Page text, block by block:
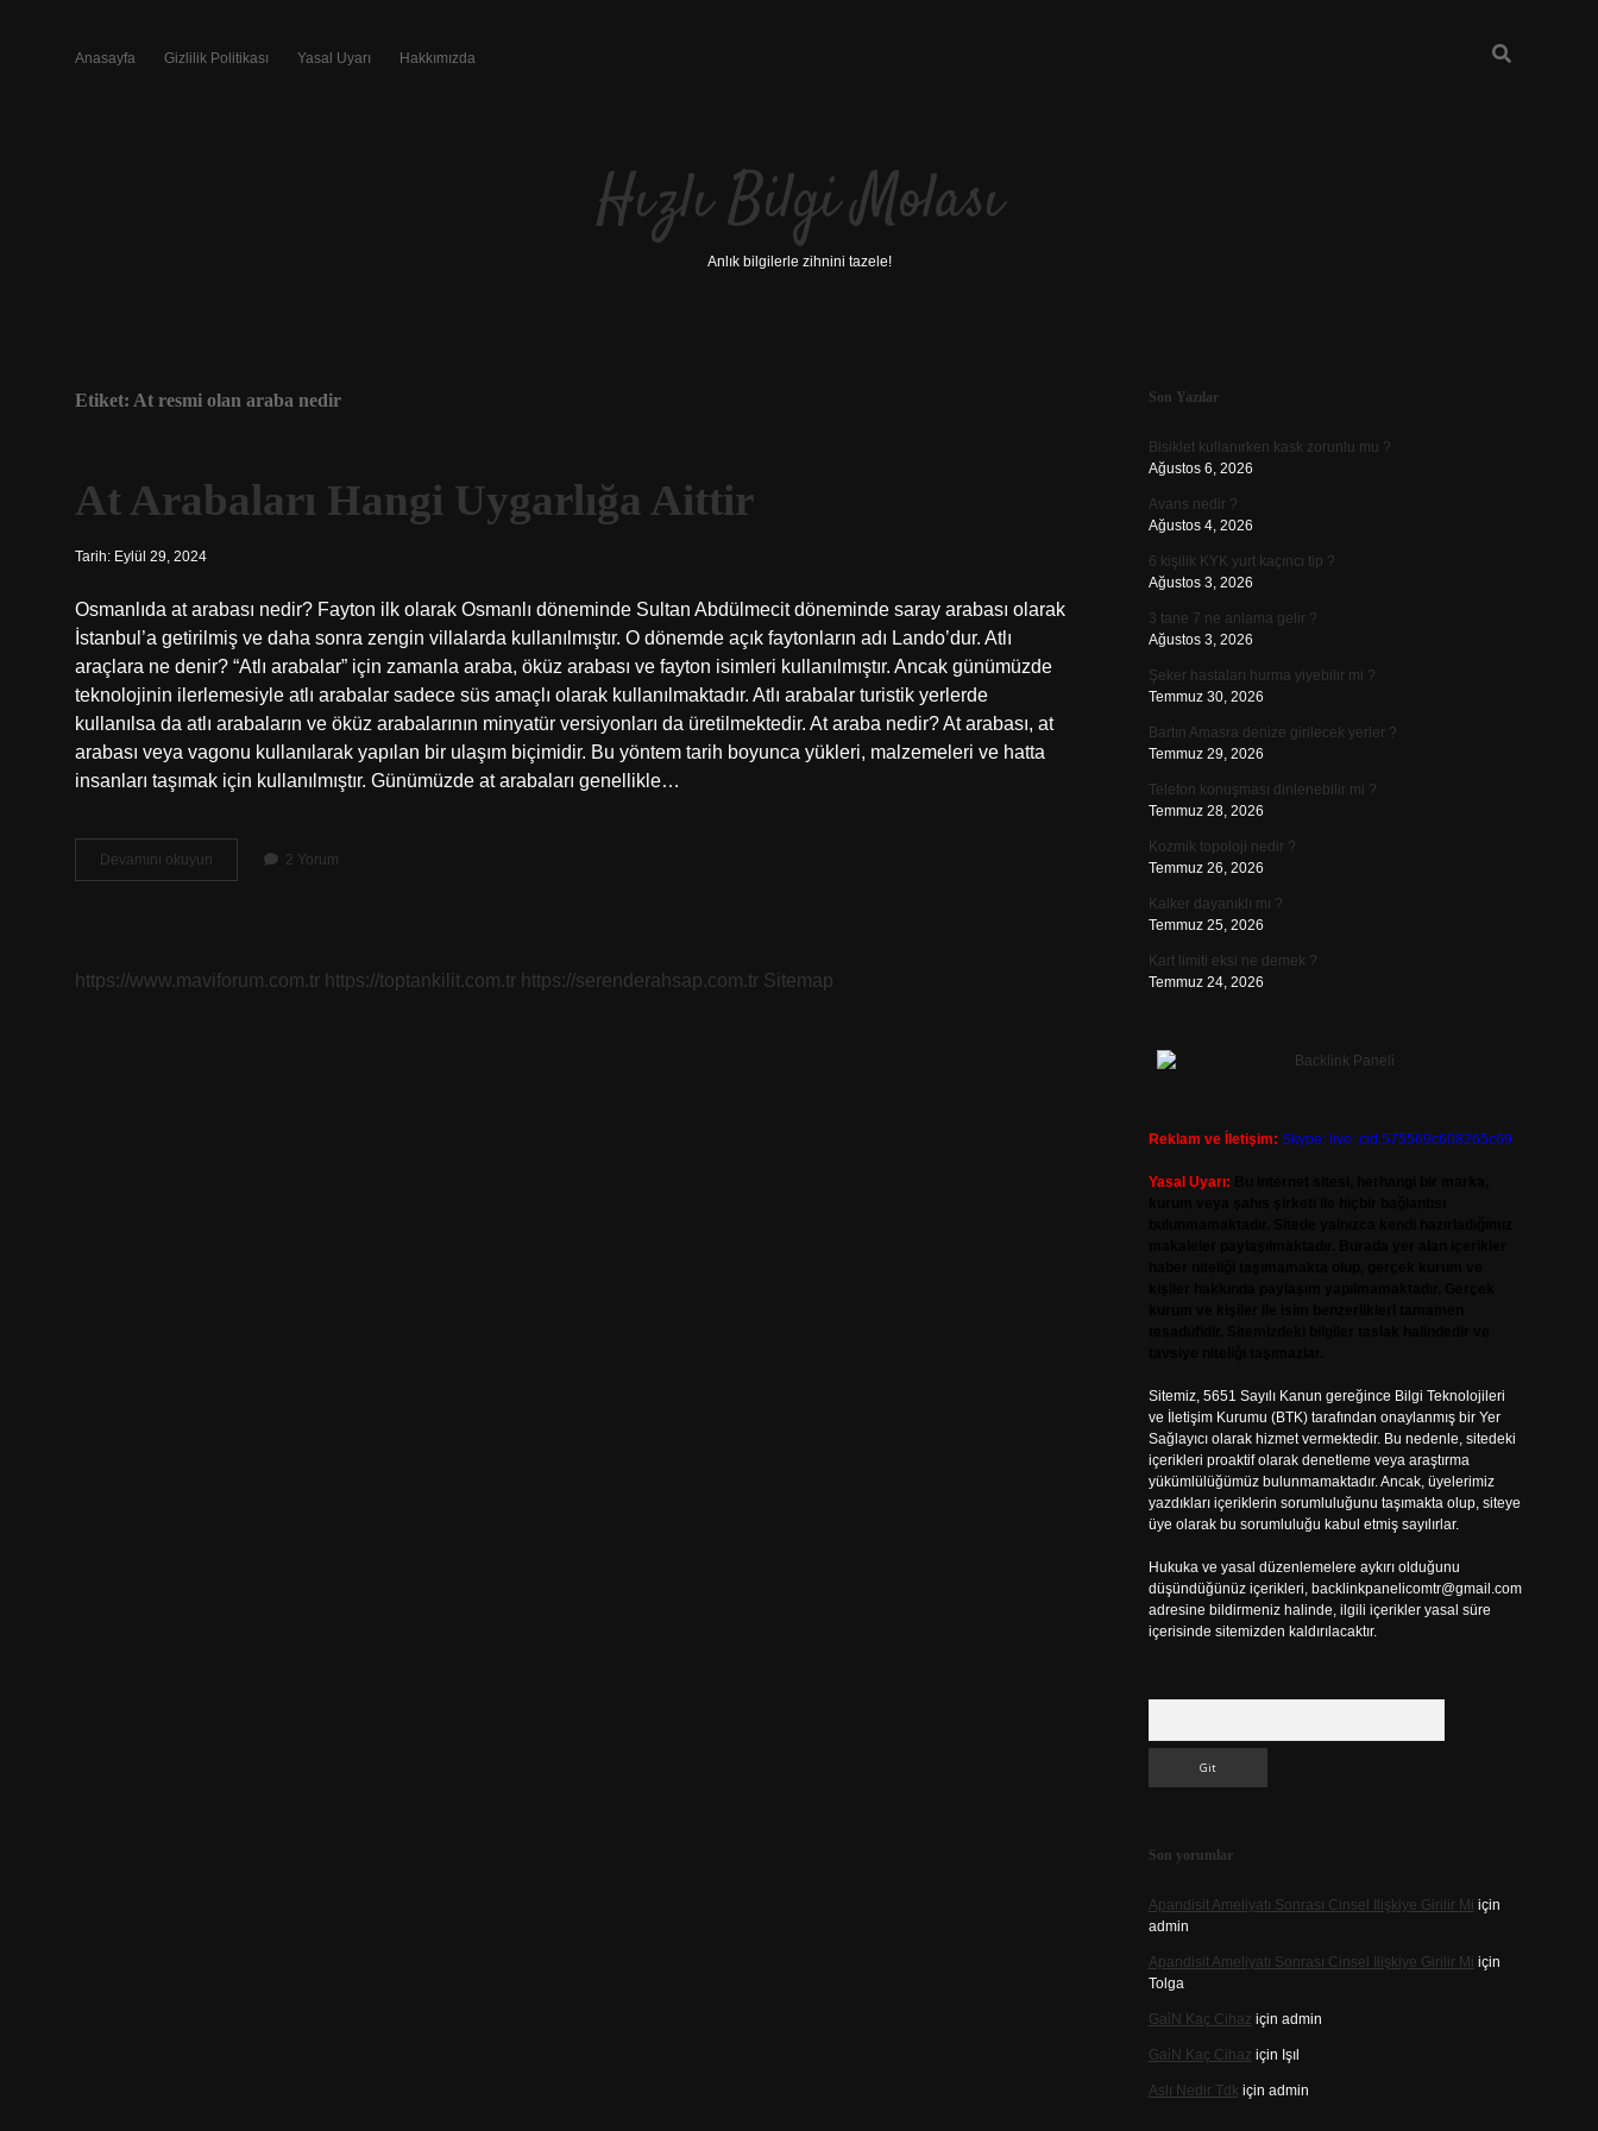
Anasayfa Gizlilik Politikası Yasal Uyarı Hakkımızda
Hızlı Bilgi Molası
Anlık bilgilerle zihnini tazele!
Etiket: At resmi olan araba nedir
At Arabaları Hangi Uygarlığa Aittir
Tarih: Eylül 29, 2024
Osmanlıda at arabası nedir? Fayton ilk olarak Osmanlı döneminde Sultan Abdülmecit döneminde saray arabası olarak
İstanbul’a getirilmiş ve daha sonra zengin villalarda kullanılmıştır. O dönemde açık faytonların adı Lando’dur. Atlı
araçlara ne denir? “Atlı arabalar” için zamanla araba, öküz arabası ve fayton isimleri kullanılmıştır. Ancak günümüzde
teknolojinin ilerlemesiyle atlı arabalar sadece süs amaçlı olarak kullanılmaktadır. Atlı arabalar turistik yerlerde
kullanılsa da atlı arabaların ve öküz arabalarının minyatür versiyonları da üretilmektedir. At araba nedir? At arabası, at
arabası veya vagonu kullanılarak yapılan bir ulaşım biçimidir. Bu yöntem tarih boyunca yükleri, malzemeleri ve hatta
insanları taşımak için kullanılmıştır. Günümüzde at arabaları genellikle…
Devamını okuyun
Arabaları
2 Yorum
https://www.maviforum.com.tr https://toptankilit.com.tr https://serenderahsap.com.tr Sitemap
Sidebar
Son Yazılar
Bisiklet kullanırken kask zorunlu mu ?
Ağustos 6, 2026
Avans nedir ?
Ağustos 4, 2026
6 kişilik KYK yurt kaçıncı tip ?
Ağustos 3, 2026
3 tane 7 ne anlama gelir ?
Ağustos 3, 2026
Şeker hastaları hurma yiyebilir mi ?
Temmuz 30, 2026
Bartın Amasra denize girilecek yerler ?
Temmuz 29, 2026
Telefon konuşması dinlenebilir mi ?
Temmuz 28, 2026
Kozmik topoloji nedir ?
Temmuz 26, 2026
Kalker dayanıklı mı ?
Temmuz 25, 2026
Kart limiti eksi ne demek ?
Temmuz 24, 2026
Reklam ve İletişim: Skype: live:.cid.575569c608265c69
Yasal Uyarı:
Sitemiz, 5651 Sayılı Kanun gereğince Bilgi Teknolojileri
ve İletişim Kurumu (BTK) tarafından onaylanmış bir Yer
Sağlayıcı olarak hizmet vermektedir. Bu nedenle, sitedeki
içerikleri proaktif olarak denetleme veya araştırma
yükümlülüğümüz bulunmamaktadır. Ancak, üyelerimiz
yazdıkları içeriklerin sorumluluğunu taşımakta olup, siteye
üye olarak bu sorumluluğu kabul etmiş sayılırlar.
Hukuka ve yasal düzenlemelere aykırı olduğunu
düşündüğünüz içerikleri, backlinkpanelicomtr@gmail.com
adresine bildirmeniz halinde, ilgili içerikler yasal süre
içerisinde sitemizden kaldırılacaktır.
Son yorumlar
Apandisit Ameliyatı Sonrası Cinsel Ilişkiye Girilir Mi için
admin
Apandisit Ameliyatı Sonrası Cinsel Ilişkiye Girilir Mi için
Tolga
Gai̇N Kaç Cihaz için admin
Gai̇N Kaç Cihaz için Işıl
Aslı Nedir Tdk için admin